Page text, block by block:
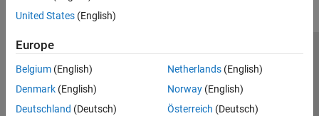
United States (English)
Europe
Belgium (English)
Denmark (English)
Deutschland (Deutsch)
Netherlands(English)
Norway(English)
Österreich (Deutsch)
Lutte anti-piratage
Contacts locaux
© 1994-2026 The MathWorks, Inc.